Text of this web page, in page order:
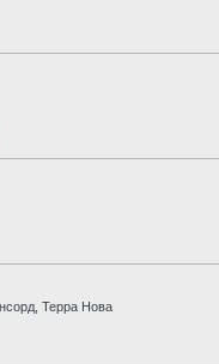
Терра Нова